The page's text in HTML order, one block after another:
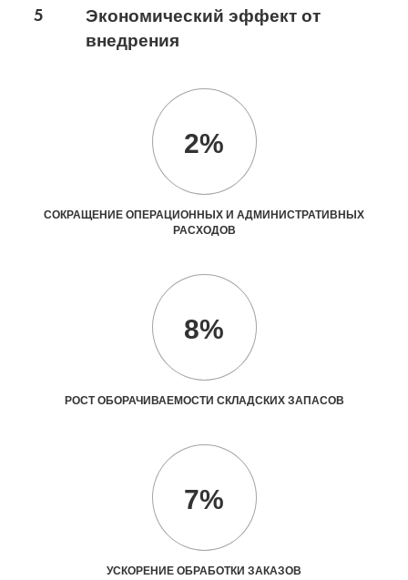
5
Экономический эффект от
внедрения
2%
СОКРАЩЕНИЕ ОПЕРАЦИОННЫХ И АДМИНИСТРАТИВНЫХ
РАСХОДОВ
8%
РОСТ ОБОРАЧИВАЕМОСТИ СКЛАДСКИХ ЗАПАСОВ
7%
УСКОРЕНИЕ ОБРАБОТКИ ЗАКАЗОВ